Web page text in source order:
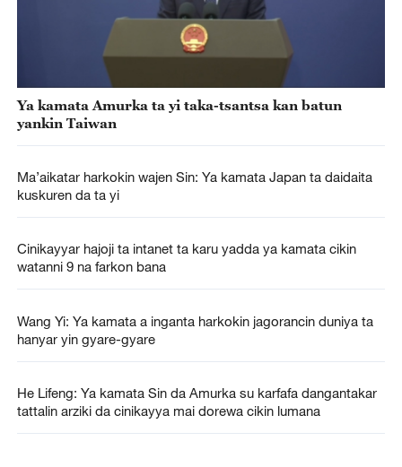
Ya kamata Amurka ta yi taka-tsantsa kan batun
yankin Taiwan
Ma’aikatar harkokin wajen Sin: Ya kamata Japan ta daidaita
kuskuren da ta yi
Cinikayyar hajoji ta intanet ta karu yadda ya kamata cikin
watanni 9 na farkon bana
Wang Yi: Ya kamata a inganta harkokin jagorancin duniya ta
hanyar yin gyare-gyare
He Lifeng: Ya kamata Sin da Amurka su karfafa dangantakar
tattalin arziki da cinikayya mai dorewa cikin lumana